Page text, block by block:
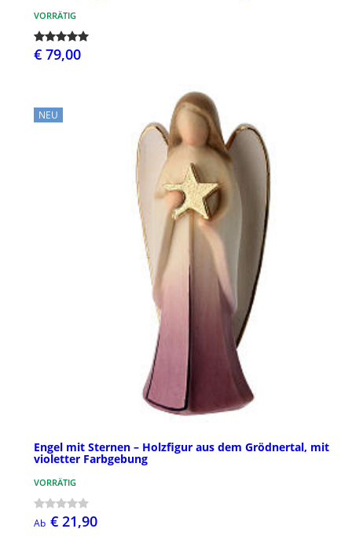
VORRÄTIG
€ 79,00
NEU
Engel mit Sternen – Holzfigur aus dem Grödnertal, mit
violetter Farbgebung
VORRÄTIG
Ab € 21,90